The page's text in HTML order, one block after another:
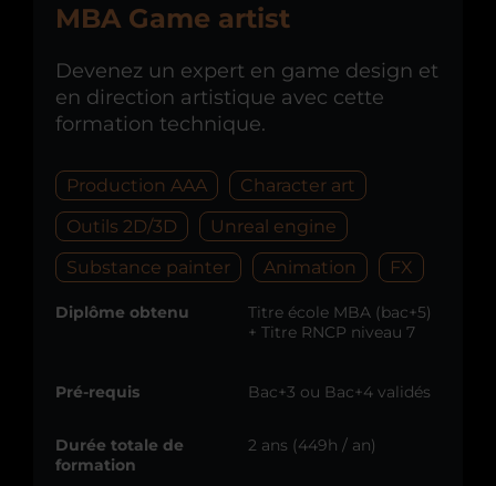
MBA Game artist
Devenez un expert en game design et
en direction artistique avec cette
formation technique.
Production AAA
Character art
Outils 2D/3D
Unreal engine
Substance painter
Animation FX
Diplôme obtenu
Titre école MBA (bac+5)
+ Titre RNCP niveau 7
Pré-requis Bac+3 ou Bac+4 validés
Durée totale de
formation
2 ans (449h / an)